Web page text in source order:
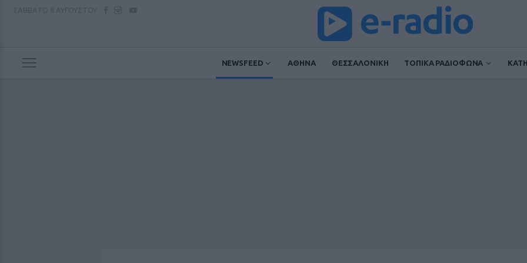
NEWSFEED ΑΘΗΝΑ ΘΕΣΣΑΛΟΝΙΚΗ ΤΟΠΙΚΑ ΡΑΔΙΟΦΩΝΑ